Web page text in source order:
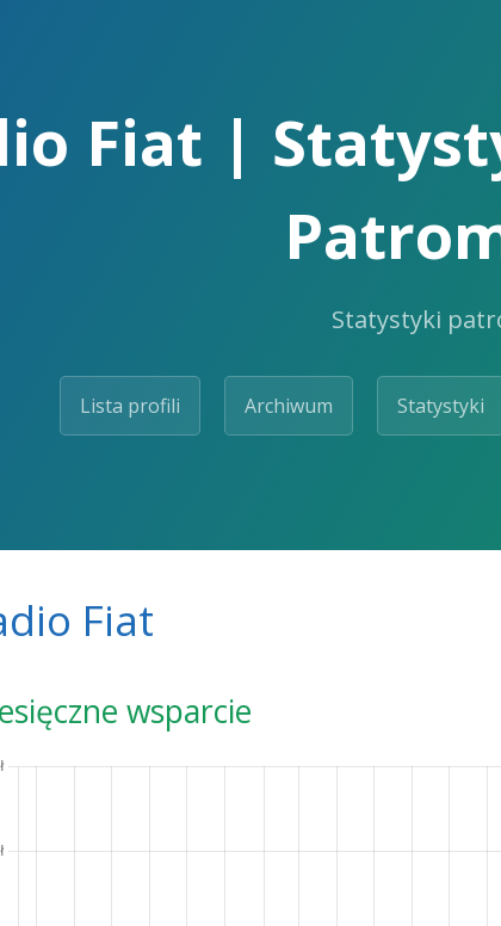
Fiat |
Statystyki
Lista profili Archiwum Statystyki
Fiat
wsparcie